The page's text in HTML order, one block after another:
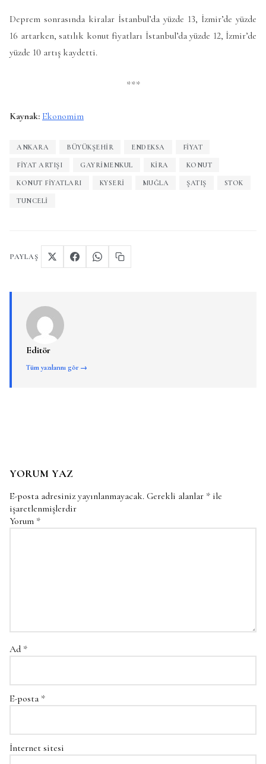
Deprem sonrasında kiralar İstanbul’da yüzde 13, İzmir’de yüzde
16 artarken, satılık konut fiyatları İstanbul’da yüzde 12, İzmir’de
yüzde 10 artış kaydetti.
***
Kaynak: Ekonomim
ANKARA BÜYÜKŞEHIR ENDEKSA FIYAT
FIYAT ARTIŞI GAYRIMENKUL KIRA KONUT
KONUT FİYATLARI KYSERI MUĞLA ŞATIŞ STOK
TUNCELI
PAYLAŞ
Editör
Tüm yazılarını gör →
YORUM YAZ
E-posta adresiniz yayınlanmayacak. Gerekli alanlar * ile
işaretlenmişlerdir
Yorum *
Ad *
E-posta *
İnternet sitesi